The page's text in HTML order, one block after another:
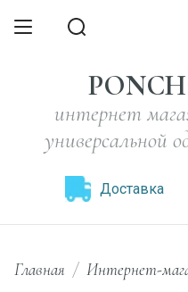
интернет
универсальной
Доставка
Главная / Интернет-